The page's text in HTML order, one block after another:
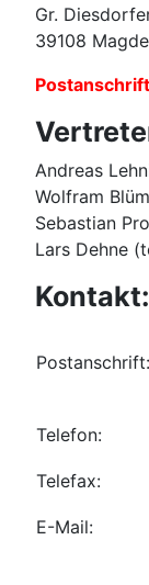
Gr.
39108
Andreas
Wolfram
Sebastian
Lars Dehne
Kontakt:
Postanschrift:
Telefon:
Telefax:
E-Mail: